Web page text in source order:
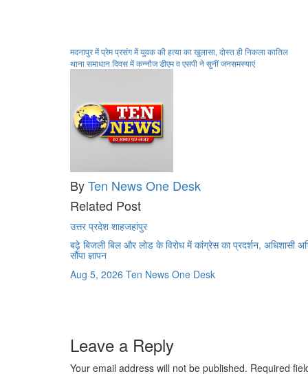
Post
navigation
मदनापुर में प्रेम प्रसंग में युवक की हत्या का खुलासा, दोस्त ही निकला कातिल
थाना समाधान दिवस में कन्नौज डीएम व एसपी ने सुनीं जनसमस्याएं
ByTen News One Desk
Related Post
उत्तर प्रदेश शाहजहांपुर
बढ़े बिजली बिल और लोड के विरोध में कांग्रेस का प्रदर्शन, अधिशासी
सौंपा ज्ञापन
Aug 5, 2026 Ten News One Desk
Leave a Reply
Your email address will not be published. Required